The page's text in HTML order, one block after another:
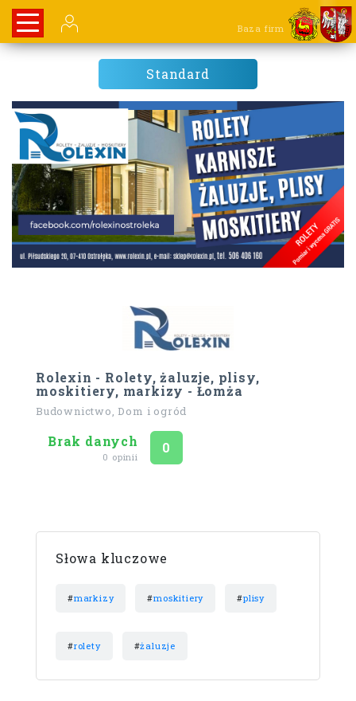
Baza firm
Standard
Rolexin - Rolety, żaluzje, plisy,
moskitiery, markizy - Łomża
Budownictwo, Dom i ogród
Brak danych
0 opinii
Ocena
0
Słowa kluczowe
#markizy #moskitiery #plisy
#rolety #żaluzje